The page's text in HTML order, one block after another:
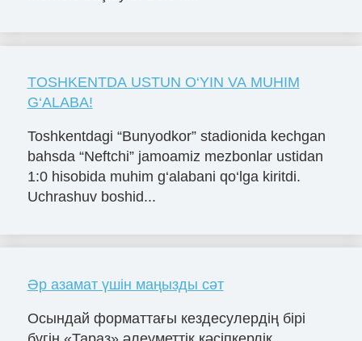
TOSHKENTDA USTUN O‘YIN VA MUHIM
G‘ALABA!
Toshkentdagi “Bunyodkor” stadionida kechgan
bahsda “Neftchi” jamoamiz mezbonlar ustidan
1:0 hisobida muhim g‘alabani qo‘lga kiritdi.
Uchrashuv boshid...
Әр азамат үшін маңызды сәт
Осындай форматтағы кездесулердің бірі